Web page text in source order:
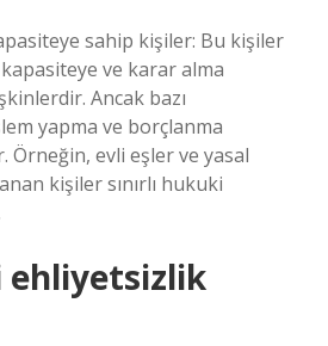
sahip kişiler: Bu kişiler
ve karar alma
Ancak bazı
yapma ve borçlanma
Örneğin, evli eşler ve yasal
kişiler sınırlı hukuki